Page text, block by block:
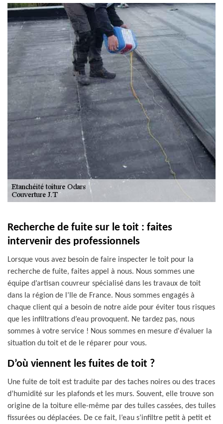
Recherche de fuite sur le toit : faites
intervenir des professionnels
Lorsque vous avez besoin de faire inspecter le toit pour la
recherche de fuite, faites appel à nous. Nous sommes une
équipe d’artisan couvreur spécialisé dans les travaux de toit
dans la région de l’Ile de France. Nous sommes engagés à
chaque client qui a besoin de notre aide pour éviter tous risques
que les infiltrations d’eau provoquent. Ne tardez pas, nous
sommes à votre service ! Nous sommes en mesure d'évaluer la
situation du toit et de le réparer pour vous.
D’où viennent les fuites de toit ?
Une fuite de toit est traduite par des taches noires ou des traces
d’humidité sur les plafonds et les murs. Souvent, elle trouve son
origine de la toiture elle-même par des tuiles cassées, des tuiles
fissurées ou déplacées. De ce fait, l’eau s’infiltre petit à petit et